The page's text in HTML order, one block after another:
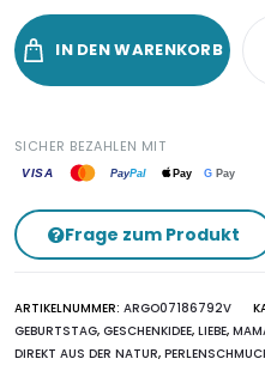
IN DEN WARENKORB
SICHER BEZAHLEN MIT
VISA PayPal Pay GPay
Frage zum Produkt
ARTIKELNUMMER: ARGO07186792V
GEBURTSTAG, GESCHENKIDEE, LIEBE,
DIREKT AUS DER NATUR,